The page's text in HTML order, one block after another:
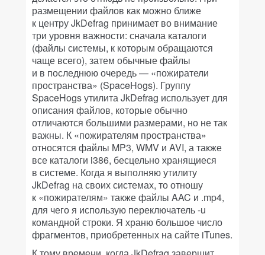
размещении файлов как можно ближе
к центру JkDefrag принимает во внимание
три уровня важности: сначала каталоги
(файлы системы, к которым обращаются
чаще всего), затем обычные файлы
и в последнюю очередь — «пожиратели
пространства» (SpaceHogs). Группу
SpaceHogs утилита JkDefrag использует для
описания файлов, которые обычно
отличаются большими размерами, но не так
важны. К «пожирателям пространства»
относятся файлы MP3, WMV и AVI, а также
все каталоги i386, бесцельно хранящиеся
в системе. Когда я выполняю утилиту
JkDefrag на своих системах, то отношу
к «пожирателям» также файлы AAC и .mp4,
для чего я использую переключатель -u
командной строки. Я храню большое число
фрагментов, приобретенных на сайте iTunes.